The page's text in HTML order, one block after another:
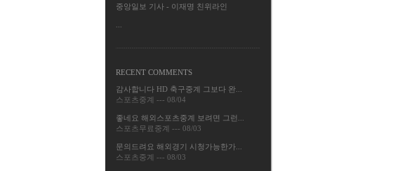
중앙일보 기사 - 이재명 친위라인
RECENT COMMENTS
감사합니다 HD 축구중계 그보다 완...
스포츠중계 --- 08/04
좋네요 해외스포츠중계 보려면 그런...
스포츠무료중계 --- 08/03
문의드려요 해외경기 시청가능한가...
스포츠중계 --- 08/03